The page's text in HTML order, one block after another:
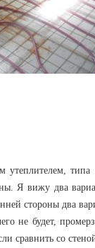
утеплителем,
Я вижу два
стороны два
не будет,
сравнить со